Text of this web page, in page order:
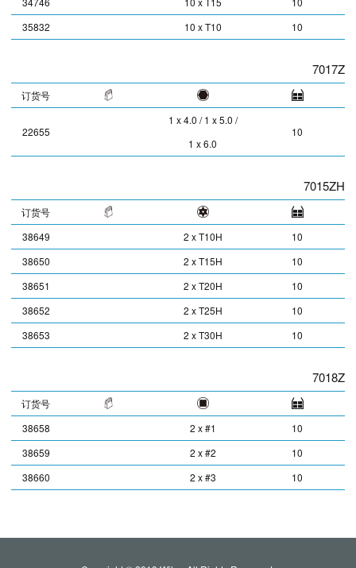
35832
10 x T10 10
7017Z
订货号
22655
1 x 4.0 / 1 x 5.0 /
1 x 6.0
10
7015ZH
订货号
38649
2 x T10H
10
38650
2 x T15H
10
38651
2 x T20H
10
38652
2 x T25H
10
38653
2 x T30H 10
7018Z
订货号
38658
2 x #1
10
38659
2 x #2
10
38660
2 x #3 10